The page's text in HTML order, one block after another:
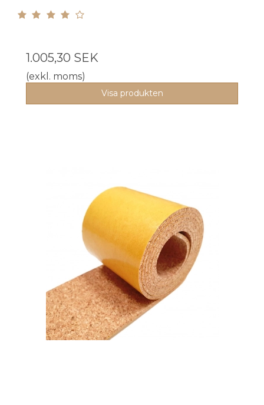
1.005,30 SEK
(exkl. moms)
Visa produkten